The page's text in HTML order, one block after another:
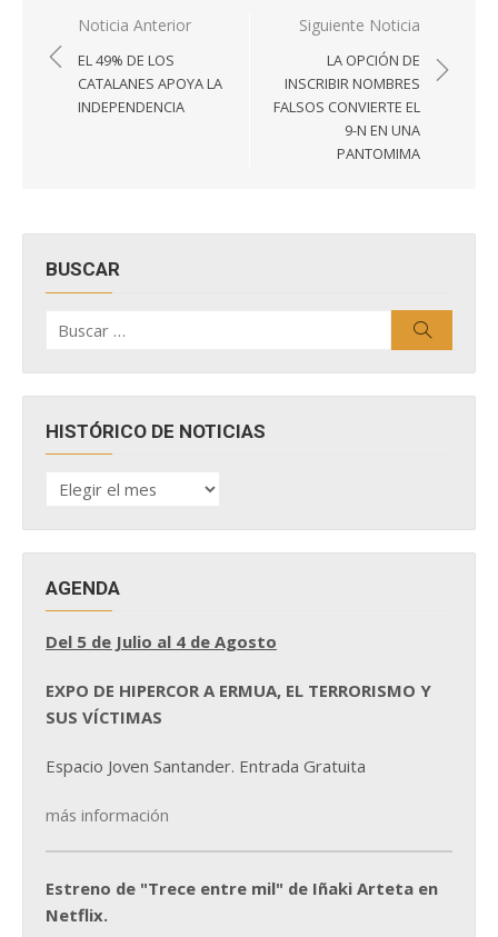
Navegación
de
entradas
Noticia Anterior
EL 49% DE LOS
CATALANES APOYA LA
INDEPENDENCIA
Siguiente Noticia
LA OPCIÓN DE
INSCRIBIR NOMBRES
FALSOS CONVIERTE EL
9-N EN UNA
PANTOMIMA
BUSCAR
por:
HISTÓRICO DE NOTICIAS
HISTÓRICO
DE
AGENDA
Del 5 de Julio al 4 de Agosto
EXPO DE HIPERCOR A ERMUA, EL TERRORISMO Y
SUS VÍCTIMAS
Espacio Joven Santander. Entrada Gratuita
más información
Estreno de "Trece entre mil" de Iñaki Arteta en
Netflix.